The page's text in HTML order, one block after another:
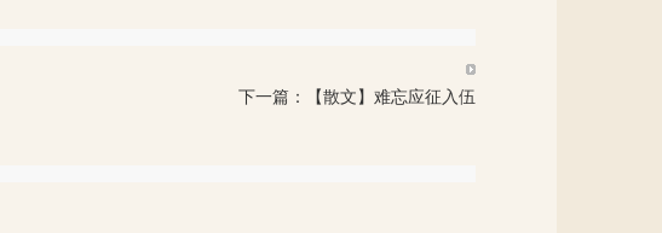
下一篇： 【散文】难忘应征入伍